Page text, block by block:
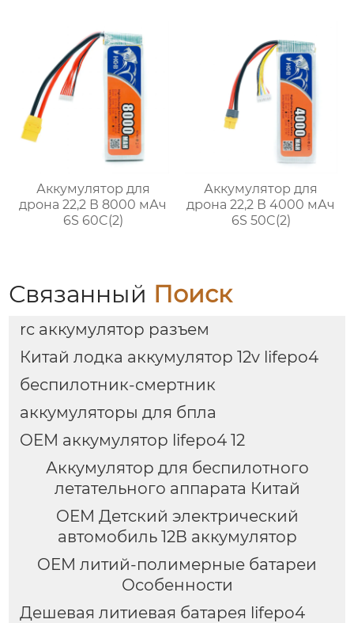
Аккумулятор для
дрона 22,2 В 8000 мАч
6S 60C(2)
Аккумулятор для
дрона 22,2 В 4000 мАч
6S 50C(2)
Связанный Поиск
rc аккумулятор разъем
Китай лодка аккумулятор 12v lifepo4
беспилотник-смертник
аккумуляторы для бпла
OEM аккумулятор lifepo4 12
Аккумулятор для беспилотного
летательного аппарата Китай
OEM Детский электрический
автомобиль 12В аккумулятор
OEM литий-полимерные батареи
Особенности
Дешевая литиевая батарея lifepo4